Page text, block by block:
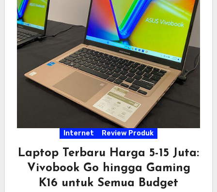
Internet Review Produk
Laptop Terbaru Harga 5-15 Juta:
Vivobook Go hingga Gaming
K16 untuk Semua Budget